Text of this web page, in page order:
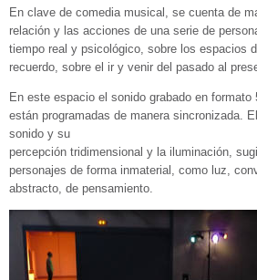
En clave de comedia musical, se cuenta de
relación y las acciones de una serie de
tiempo real y psicológico, sobre los espacios
recuerdo, sobre el ir y venir del pasado al
En este espacio el sonido grabado en
están programadas de manera sincronizada.
sonido y su
percepción tridimensional y la iluminación,
personajes de forma inmaterial, como luz,
abstracto, de pensamiento.